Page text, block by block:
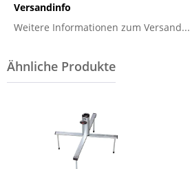
Versandinfo
Weitere Informationen zum Versand...